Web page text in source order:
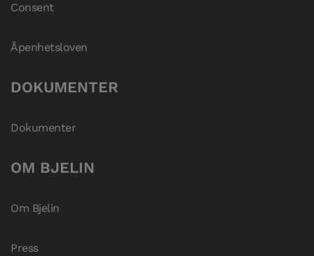
Consent
Åpenhetsloven
DOKUMENTER
Dokumenter
OM BJELIN
Om Bjelin
Press